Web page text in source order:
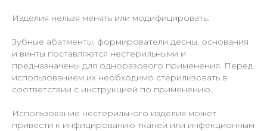
Изделия нельзя менять или модифицировать.
Зубные абатменты, формирователи десны, основания
и винты поставляются нестерильными и
предназначены для одноразового применения. Перед
использованием их необходимо стерилизовать в
соответствии с инструкцией по применению.
Использование нестерильного изделия может
привести к инфицированию тканей или инфекционным